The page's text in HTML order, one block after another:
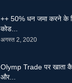
++ 50% धन जमा करने के
कोड...
अगस्त 2, 2020
Olymp Trade पर खाता
और...